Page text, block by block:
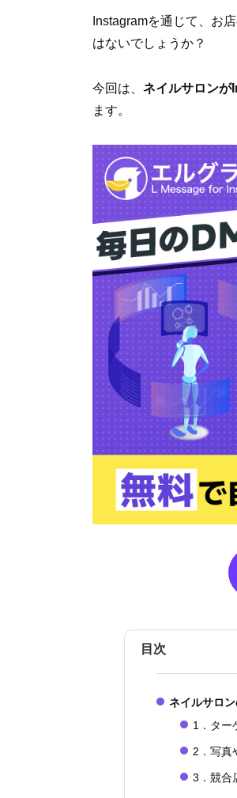
Instagramを通じて、お
はないでしょうか？
今回は、 ネイルサロンが
ます。
目次
ネイルサロ
1．ター
2．写真
3．競合